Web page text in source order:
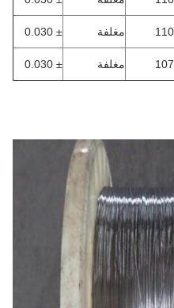
مغلفة
± 0.030
مغلفة ± 0.030